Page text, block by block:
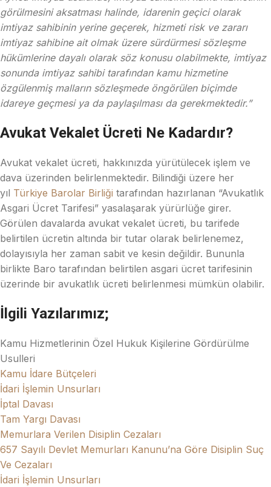
görülmesini aksatması halinde, idarenin geçici olarak
imtiyaz sahibinin yerine geçerek, hizmeti risk ve zararı
imtiyaz sahibine ait olmak üzere sürdürmesi sözleşme
hükümlerine dayalı olarak söz konusu olabilmekte, imtiyaz
sonunda imtiyaz sahibi tarafından kamu hizmetine
özgülenmiş malların sözleşmede öngörülen biçimde
idareye geçmesi ya da paylaşılması da gerekmektedir.”
Avukat Vekalet Ücreti Ne Kadardır?
Avukat vekalet ücreti, hakkınızda yürütülecek işlem ve
dava üzerinden belirlenmektedir. Bilindiği üzere her
yıl Türkiye Barolar Birliği tarafından hazırlanan “Avukatlık
Asgari Ücret Tarifesi” yasalaşarak yürürlüğe girer.
Görülen davalarda avukat vekalet ücreti, bu tarifede
belirtilen ücretin altında bir tutar olarak belirlenemez,
dolayısıyla her zaman sabit ve kesin değildir. Bununla
birlikte Baro tarafından belirtilen asgari ücret tarifesinin
üzerinde bir avukatlık ücreti belirlenmesi mümkün olabilir.
İlgili Yazılarımız;
Kamu Hizmetlerinin Özel Hukuk Kişilerine Gördürülme
Usulleri
Kamu İdare Bütçeleri
İdari İşlemin Unsurları
İptal Davası
Tam Yargı Davası
Memurlara Verilen Disiplin Cezaları
657 Sayılı Devlet Memurları Kanunu’na Göre Disiplin Suç
Ve Cezaları
İdari İşlemin Unsurları